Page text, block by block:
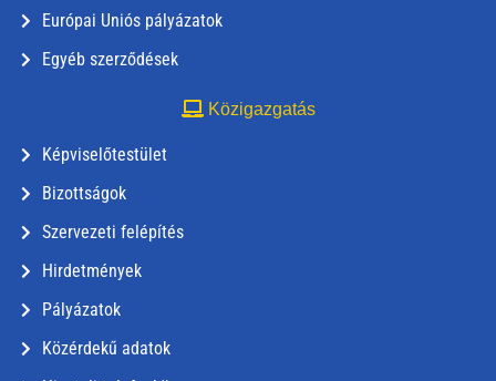
Európai Uniós pályázatok
Egyéb szerződések
Közigazgatás
Képviselőtestület
Bizottságok
Szervezeti felépítés
Hirdetmények
Pályázatok
Közérdekű adatok